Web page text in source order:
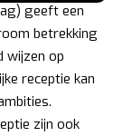
geeft een
betrekking
wijzen op
receptie kan
zijn ook